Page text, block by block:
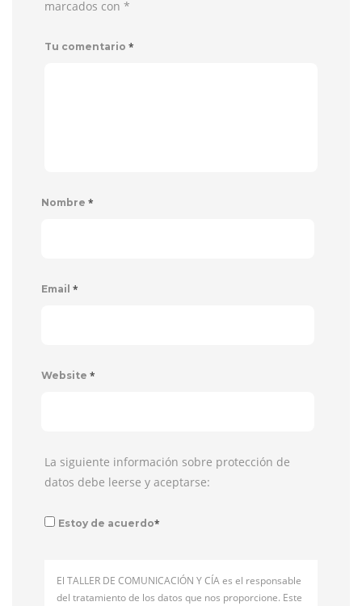
marcados con *
Tu comentario *
Nombre *
Email *
Website *
La siguiente información sobre protección de
datos debe leerse y aceptarse:
Estoy de acuerdo*
El TALLER DE COMUNICACIÓN Y CÍA es el responsable
del tratamiento de los datos que nos proporcione. Este